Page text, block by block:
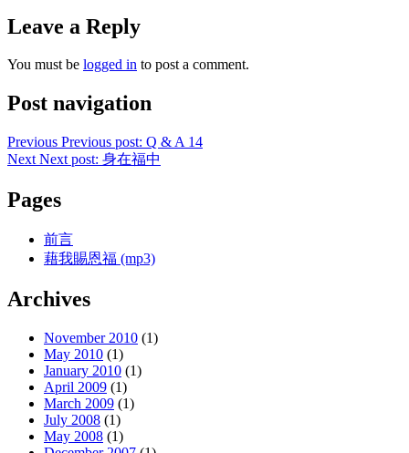
Leave a Reply
You must be logged in to post a comment.
Post navigation
Previous Previous post: Q & A 14
Next Next post: 身在福中
Pages
前言
藉我賜恩福 (mp3)
Archives
November 2010 (1)
May 2010 (1)
January 2010 (1)
April 2009 (1)
March 2009 (1)
July 2008 (1)
May 2008 (1)